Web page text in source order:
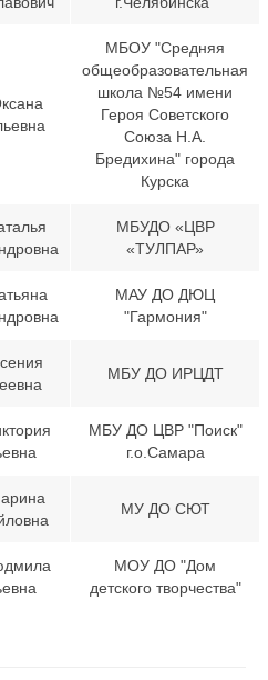
МБОУ "Средняя
общеобразовательная
школа №54 имени
Героя Советского
Союза Н.А.
Бредихина" города
Курска
МБУДО «ЦВР
«ТУЛПАР»
МАУ ДО ДЮЦ
"Гармония"
МБУ ДО ИРЦДТ
МБУ ДО ЦВР "Поиск"
г.о.Самара
МУ ДО СЮТ
МОУ ДО "Дом
детского творчества"